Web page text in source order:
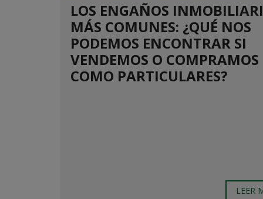
LOS ENGAÑOS
MÁS COMUNES: ¿QUÉ NOS
PODEMOS ENCONTRAR SI
VENDEMOS O COMPRAMOS
COMO PARTICULARES?
LEER